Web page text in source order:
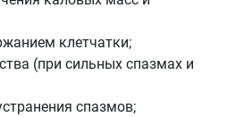
клетчатки;
(при сильных спазмах и
спазмов;